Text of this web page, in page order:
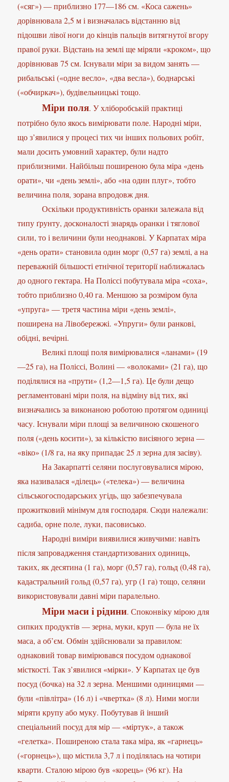
(«сяг») — приблизно 177—186 см. «Коса сажень»
дорівнювала 2,5 м і визначалась відстанню від
підошви лівої ноги до кінців пальців витягнутої вгору
правої руки. Відстань на землі ще міряли «кроком», що
дорівнював 75 см. Існували міри за видом занять —
рибальські («одне весло», «два весла»), боднарські
(«обчиркач»), будівельницькі тощо.
Міри поля. У хліборобській практиці
потрібно було якось вимірювати поле. Народні міри,
що з’явилися у процесі тих чи інших польових робіт,
мали досить умовний характер, були надто
приблизними. Найбільш поширеною була міра «день
орати», чи «день землі», або «на один плуг», тобто
величина поля, зорана впродовж дня.
Оскільки продуктивність оранки залежала від
типу ґрунту, досконалості знарядь оранки і тяглової
сили, то і величини були неоднакові. У Карпатах міра
«день орати» становила один морг (0,57 га) землі, а на
переважній більшості етнічної території наближалась
до одного гектара. На Поліссі побутувала міра «соха»,
тобто приблизно 0,40 га. Меншою за розміром була
«упруга» — третя частина міри «день землі»,
поширена на Лівобережжі. «Упруги» були ранкові,
обідні, вечірні.
Великі площі поля вимірювалися «ланами» (19
—25 га), на Поліссі, Волині — «волоками» (21 га), що
поділялися на «прути» (1,2—1,5 га). Це були дещо
регламентовані міри поля, на відміну від тих, які
визначались за виконаною роботою протягом одиниці
часу. Існували міри площі за величиною скошеного
поля («день косити»), за кількістю висіяного зерна —
«віко» (1/8 га, на яку припадає 25 л зерна для засіву).
На Закарпатті селяни послуговувалися мірою,
яка називалася «ділець» («телека») — величина
сільськогосподарських угідь, що забезпечувала
прожитковий мінімум для господаря. Сюди належали:
садиба, орне поле, луки, пасовисько.
Народні виміри виявилися живучими: навіть
після запровадження стандартизованих одиниць,
таких, як десятина (1 га), морг (0,57 га), гольд (0,48 га),
кадастральний гольд (0,57 га), угр (1 га) тощо, селяни
використовували давні міри паралельно.
Міри маси і рідини. Споконвіку мірою для
сипких продуктів — зерна, муки, круп — була не їх
маса, а об’єм. Обмін здійснювали за правилом:
однаковий товар вимірювався посудом однакової
місткості. Так з’явилися «мірки». У Карпатах це був
посуд (бочка) на 32 л зерна. Меншими одиницями —
були «півлітра» (16 л) і «чвертка» (8 л). Ними могли
міряти крупу або муку. Побутував й інший
спеціальний посуд для мір — «міртук», а також
«гелетка». Поширеною стала така міра, як «гарнець»
(«горнець»), що містила 3,7 л і поділялась на чотири
кварти. Сталою мірою був «корець» (96 кг). На